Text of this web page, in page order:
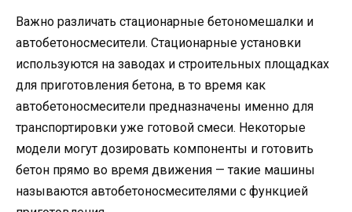
Важно различать стационарные бетономешалки и
автобетоносмесители. Стационарные установки
используются на заводах и строительных площадках
для приготовления бетона, в то время как
автобетоносмесители предназначены именно для
транспортировки уже готовой смеси. Некоторые
модели могут дозировать компоненты и готовить
бетон прямо во время движения — такие машины
называются автобетоносмесителями с функцией